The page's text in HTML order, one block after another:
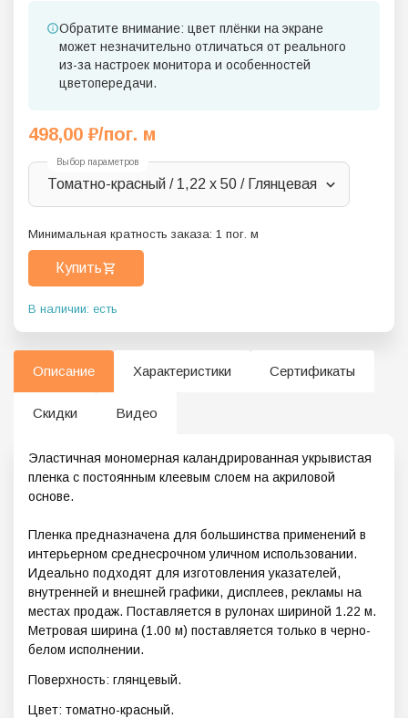
Обратите внимание: цвет плёнки на экране
может незначительно отличаться от реального
из-за настроек монитора и особенностей
цветопередачи.
498,00 ₽/пог. м
Выбор параметров
Томатно-красный / 1,22 x 50 / Глянцевая
Минимальная кратность заказа: 1 пог. м
Купить
В наличии: есть
Описание Характеристики Сертификаты
Скидки Видео
Эластичная мономерная каландрированная укрывистая
пленка с постоянным клеевым слоем на акриловой
основе.
Пленка предназначена для большинства применений в
интерьерном среднесрочном уличном использовании.
Идеально подходят для изготовления указателей,
внутренней и внешней графики, дисплеев, рекламы на
местах продаж. Поставляется в рулонах шириной 1.22 м.
Метровая ширина (1.00 м) поставляется только в черно-
белом исполнении.
Поверхность: глянцевый.
Цвет: томатно-красный.